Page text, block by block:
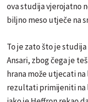
ova studija vjerojatno
biljno meso utječe na
To je zato što je
Ansari, zbog čega je
hrana može utjecati
rezultati primijeniti na